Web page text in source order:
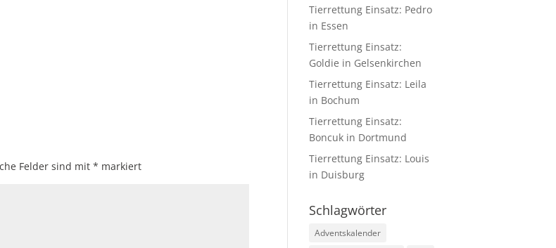
Felder sind mit * markiert
Tierrettung Einsatz: Pedro
in Essen
Tierrettung Einsatz:
Goldie in Gelsenkirchen
Tierrettung Einsatz: Leila
in Bochum
Tierrettung Einsatz:
Boncuk in Dortmund
Tierrettung Einsatz: Louis
in Duisburg
Schlagwörter
Adventskalender